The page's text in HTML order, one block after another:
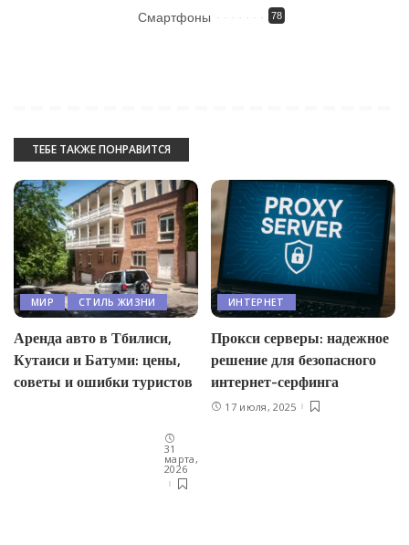
Смартфоны 78
ТЕБЕ ТАКЖЕ ПОНРАВИТСЯ
МИР СТИЛЬ ЖИЗНИ
Аренда авто в Тбилиси,
Кутаиси и Батуми: цены,
советы и ошибки туристов
31
марта,
2026
ИНТЕРНЕТ
Прокси серверы: надежное
решение для безопасного
интернет-серфинга
17 июля, 2025